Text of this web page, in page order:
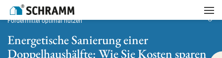
Startseite
Energetische Sanierung einer Doppelhaushälfte: Wie Sie Kosten sparen und
Fördermittel optimal nutzen
Energetische Sanierung einer
Doppelhaushälfte: Wie Sie Kosten sparen